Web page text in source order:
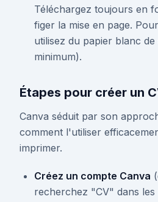
Téléchargez toujours en
figer la mise en page.
utilisez du papier blanc
minimum).
Étapes pour créer un
Canva séduit par son
comment l'utiliser
imprimer.
Créez un compte Canva
recherchez "CV" dans les